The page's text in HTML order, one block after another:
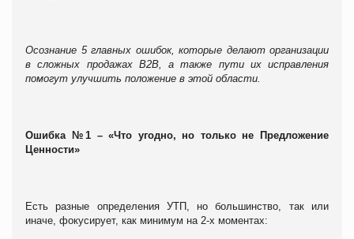
Осознание 5 главных ошибок, которые делают организации
в сложных продажах В2В, а также пути их исправления
помогут улучшить положение в этой области.
Ошибка №1 – «Что угодно, но только не Предложение
Ценности»
Есть разные определения УТП, но большинство, так или
иначе, фокусирует, как минимум на 2-х моментах: